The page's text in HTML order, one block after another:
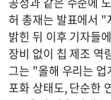
허 총재는 발표에서
밝힌 뒤 이후 기자들
장비 없이 칩 제조 역
그는 "올해 우리는
포화 상태도, 단순한